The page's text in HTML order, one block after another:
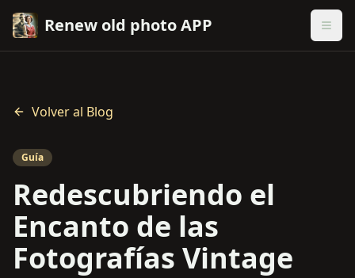
Renew old photo APP
Volver al Blog
Guía
Redescubriendo el
Encanto de las
Fotografías Vintage